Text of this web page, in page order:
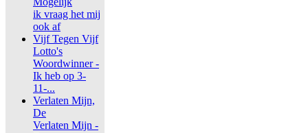
ik vraag het mij
ook af
Vijf Tegen Vijf
Lotto's
Woordwinner -
Ik heb op 3-
11-...
Verlaten Mijn,
De
Verlaten Mijn -